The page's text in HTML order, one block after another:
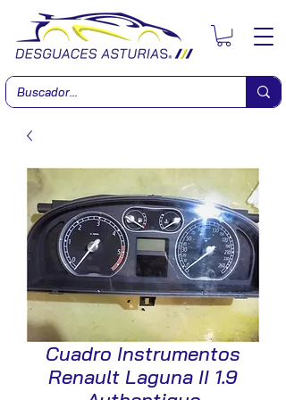
Cuadro Instrumentos
Renault Laguna II 1.9